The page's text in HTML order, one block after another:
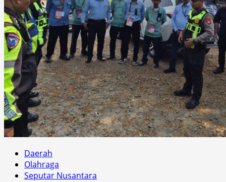
Daerah
Olahraga
Seputar Nusantara